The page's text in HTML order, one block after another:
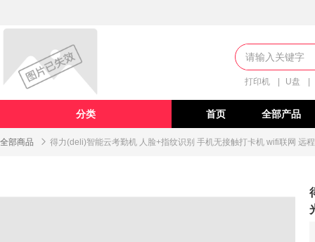
打印机 U盘
首页 全部产品
分类
全部商品  得力(deli)智能云考勤机 人脸+指纹识别 手机无接触打卡机 wifi联网 远